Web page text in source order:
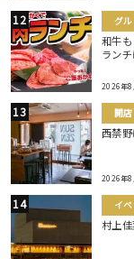
グ
和牛
ラン
2026年8
開
西禁
2026年8
イ
村上